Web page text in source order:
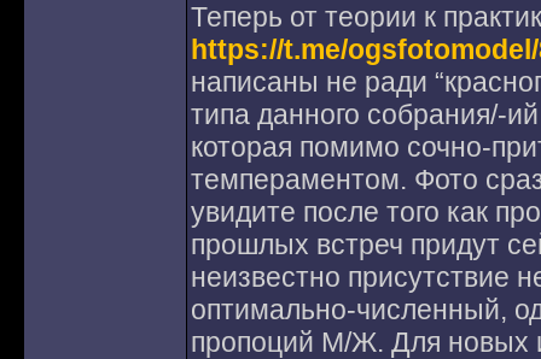
Теперь от теории к
https://t.me/
написаны не ради
типа данного собрания/-
которая помимо сочно-
темпераментом. Фото
увидите после того как
прошлых встреч придут
неизвестно присутствие
оптимально-численный,
пропоций М/Ж. Для новых